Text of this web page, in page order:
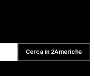
Cerca in 2Americhe